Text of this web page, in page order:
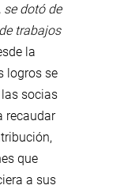
se dotó de
trabajos
la
logros se
socias
recaudar
que
a sus